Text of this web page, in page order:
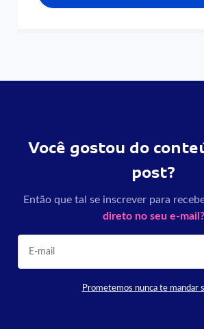
Você gostou do
post?
Então que tal se inscrever para
direto no seu e-mail?
Prometemos nunca te mandar